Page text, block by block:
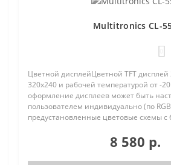
Multitronics CL-
Цветной дисплейЦветной TFT
320х240 и рабочей температурой от -
оформление дисплеев может быть
пользователем индивидуально (по
предустановленные цветовые схемы с
8 580 р.